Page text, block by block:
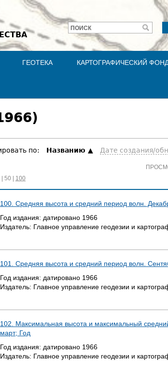
to navigation
Форма
поиска
ПОИСК
ГЕОТЕКА КАРТОГРАФИЧЕСКИЙ
по: Hазванию Дате создания/
50 100
100. Средняя высота и средний период волн.
Год издания: датировано 1966
Издатель: Главное управление геодезии и
101. Средняя высота и средний период волн.
Год издания: датировано 1966
Издатель: Главное управление геодезии и
102. Максимальная высота и максимальный
март; Год
Год издания: датировано 1966
Издатель: Главное управление геодезии и